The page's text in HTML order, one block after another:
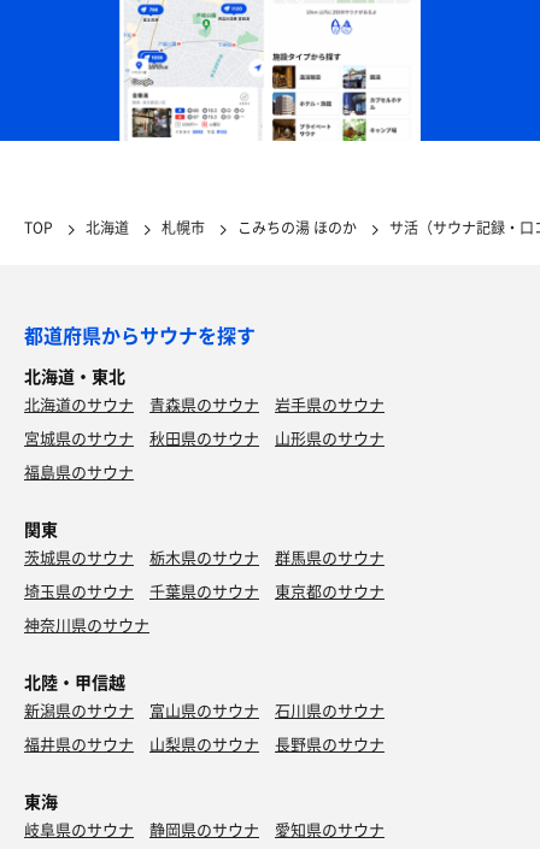
TOP 北海道 札幌市 こみちの湯 ほのか サ活（サウナ記録・口
都道府県からサウナを探す
北海道・東北
北海道のサウナ 青森県のサウナ
岩手県のサウナ
宮城県のサウナ
秋田県のサウナ
山形県のサウナ
福島県のサウナ
関東
茨城県のサウナ 栃木県のサウナ
群馬県のサウナ
埼玉県のサウナ
千葉県のサウナ
東京都のサウナ
神奈川県のサウナ
北陸・甲信越
新潟県のサウナ 富山県のサウナ
石川県のサウナ
福井県のサウナ
山梨県のサウナ 長野県のサウナ
東海
岐阜県のサウナ 静岡県のサウナ
愛知県のサウナ